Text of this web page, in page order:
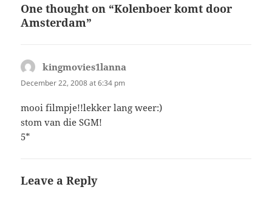
One thought on “Kolenboer komt door
Amsterdam”
kingmovies1lanna
December 22, 2008 at 6:34 pm
mooi filmpje!!lekker lang weer:)
stom van die SGM!
5*
Leave a Reply